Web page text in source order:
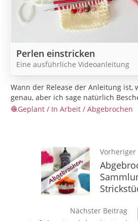
Perlen einstricken
Eine ausführliche Videoanleitung
Wann der Release der Anleitung ist,
genau, aber ich sage natürlich
Geplant / In Arbeit / Abgebrochen
Vorheriger
Nächster Beitrag